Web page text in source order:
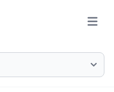
Meny